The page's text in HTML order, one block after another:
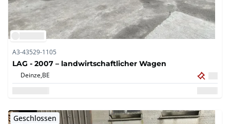
A3-43529-1105
LAG - 2007 – landwirtschaftlicher Wagen
Deinze,BE
Geschlossen